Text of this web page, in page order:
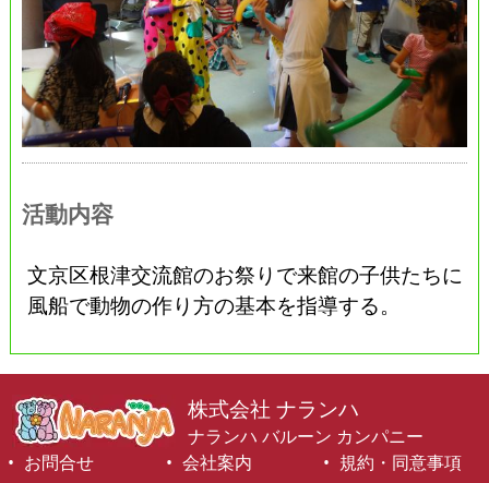
活動内容
文京区根津交流館のお祭りで来館の子供たちに
風船で動物の作り方の基本を指導する。
株式会社 ナランハ
ナランハ バルーン カンパニー
お問合せ
会社案内 規約・同意事項